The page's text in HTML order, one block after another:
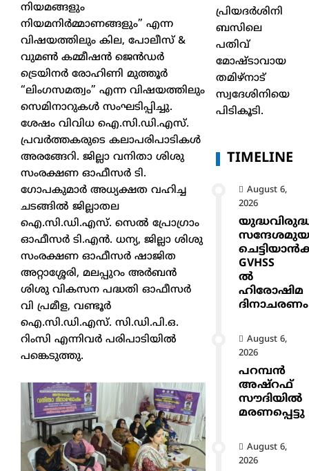
നിയമങ്ങളും
നിയമനിർമ്മാണങ്ങളും” എന്ന
വിഷയത്തിലും കില, പോലീസ് &
വുമൺ കമ്മീഷൻ ജെൻഡർ
ട്രെയിനർ രോഹിണി മുത്തൂർ
“ലിംഗസമത്വം” എന്ന വിഷയത്തിലും
സെമിനാറുകൾ സംഘടിപ്പിച്ചു.
ശേഷം വിവിധ ഐ.സി.ഡി.എസ്.
പ്രവർത്തകരുടെ കലാപരിപാടികൾ
അരങ്ങേറി. ജില്ലാ വനിതാ ശിശു
സംരക്ഷണ ഓഫീസര്‍ ടി.
ഗോപകുമാര്‍ അധ്യക്ഷത വഹിച്ച
ചടങ്ങിൽ ജില്ലാതല
ഐ.സി.ഡി.എസ്. സെൽ പ്രോഗ്രാം
ഓഫീസർ ടി.എൻ. ധന്യ, ജില്ലാ ശിശു
സംരക്ഷണ ഓഫീസർ ഷാജിത
അറ്റാശ്ശേരി, മലപ്പുറം അർബൻ
ശിശു വികസന പദ്ധതി ഓഫീസർ
വി പ്രമീള, വണ്ടൂർ
ഐ.സി.ഡി.എസ്. സി.ഡി.പി.ഒ.
റിംസി എന്നിവർ പരിപാടിയിൽ
പങ്കെടുത്തു.
പ്രിയദർശിനി
ബസിലെ
പതിവ്
മോഷ്ടാവായ
തമിഴ്നാട്
സ്വദേശിനിയെ
പിടികൂടി.
TIMELINE
August 6,
2026
GVHSS
ൽ
ഹിരോഷിമ
ദിനാചരണം
August 6,
2026
പറമ്പൻ
അഷ്‌റഫ്
സൗദിയിൽ
മരണപ്പെട്ടു
August 6,
2026